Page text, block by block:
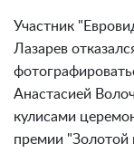
Участник
Лазарев
Анастасией
кулисами
премии "Золотой